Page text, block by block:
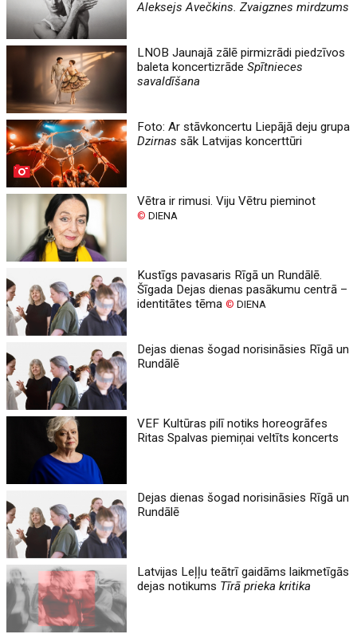
Aleksejs Avečkins. Zvaigznes mirdzums
LNOB Jaunajā zālē pirmizrādi piedzīvos
baleta koncertizrādeSpītnieces
savaldīšana
Foto: Ar stāvkoncertu Liepājā deju grupa
Dzirnas sāk Latvijas koncerttūri
Vētra ir rimusi. Viju Vētru pieminot
© DIENA
Kustīgs pavasaris Rīgā un Rundālē.
Šīgada Dejas dienas pasākumu centrā –
identitātes tēma© DIENA
Dejas dienas šogad norisināsies Rīgā un
Rundālē
VEF Kultūras pilī notiks horeogrāfes
Ritas Spalvas piemiņai veltīts koncerts
Dejas dienas šogad norisināsies Rīgā un
Rundālē
Latvijas Leļļu teātrī gaidāms laikmetīgās
dejas notikums Tīrā prieka kritika